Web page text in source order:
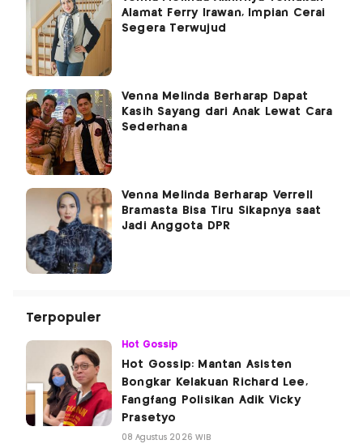
Alamat Ferry Irawan, Impian Cerai
Segera Terwujud
Venna Melinda Berharap Dapat
Kasih Sayang dari Anak Lewat Cara
Sederhana
Venna Melinda Berharap Verrell
Bramasta Bisa Tiru Sikapnya saat
Jadi Anggota DPR
Terpopuler
Hot Gossip
Hot Gossip: Mantan Asisten
Bongkar Kelakuan Richard Lee,
Fangfang Polisikan Adik Vicky
Prasetyo
08 Agustus 2026 WIB